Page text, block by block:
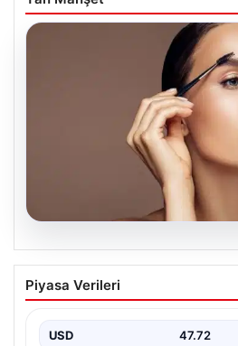
Zayıflama iğnelerinde
iddiası: Tıp dünyasından
{ "title": "Zayıflama iğnelerinde
Piyasa Verileri
USD 47.72